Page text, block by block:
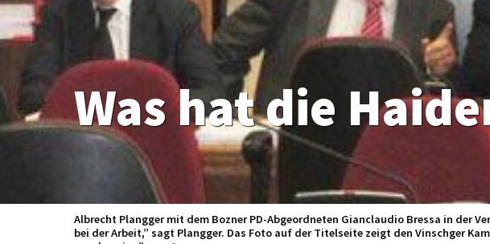
Was hat die
Albrecht Plangger mit dem Bozner PD-Abgeordneten Gianclaudio Bressa in der
bei der Arbeit,” sagt Plangger. Das Foto auf der Titelseite zeigt den Vinschger